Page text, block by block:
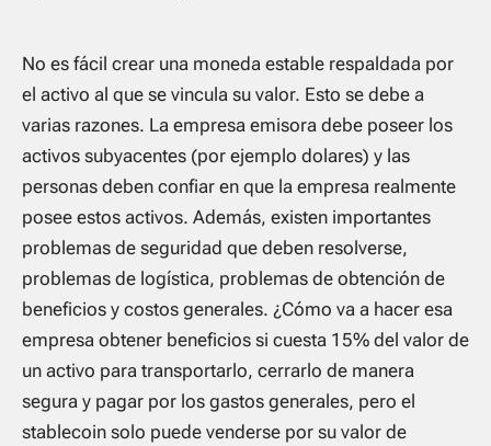
No es fácil crear una moneda estable respaldada por
el activo al que se vincula su valor. Esto se debe a
varias razones. La empresa emisora ​​debe poseer los
activos subyacentes (por ejemplo dolares) y las
personas deben confiar en que la empresa realmente
posee estos activos. Además, existen importantes
problemas de seguridad que deben resolverse,
problemas de logística, problemas de obtención de
beneficios y costos generales. ¿Cómo va a hacer esa
empresa obtener beneficios si cuesta 15% del valor de
un activo para transportarlo, cerrarlo de manera
segura y pagar por los gastos generales, pero el
stablecoin solo puede venderse por su valor de